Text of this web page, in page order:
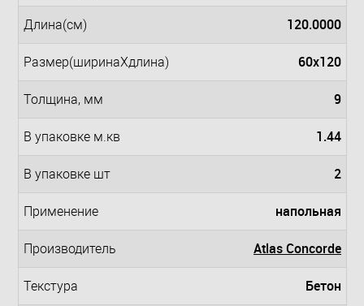
Длина(см) 120.0000
Размер(ширинаXдлина) 60x120
Толщина, мм 9
В упаковке м.кв 1.44
В упаковке шт 2
Применение напольная
Производитель Atlas Concorde
Teкстура Бетон